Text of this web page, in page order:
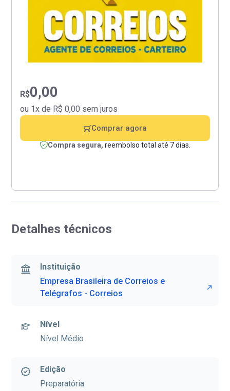
Detalhes técnicos
Instituição
Empresa Brasileira de Correios e
Telégrafos - Correios
Nível
Nível Médio
Edição
Preparatória
R$0,00
ou 1x de R$ 0,00 sem juros
Comprar agora
Compra segura, reembolso total até 7 dias.